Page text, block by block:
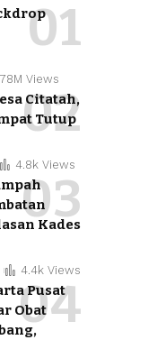
Views
Citatah,
Tutup
4.8k Views
Kades
4.4k Views
Pusat
Obat